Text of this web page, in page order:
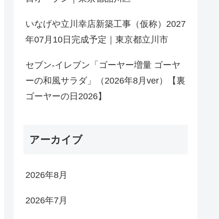
いなげや立川幸店新築工事（仮称）2027
年07月10日完成予定｜東京都立川市
セブン-イレブン「ゴーヤー増量 ゴーヤ
ーの和風サラダ」（2026年8月ver）【裏
ゴーヤーの日2026】
アーカイブ
2026年8月
2026年7月